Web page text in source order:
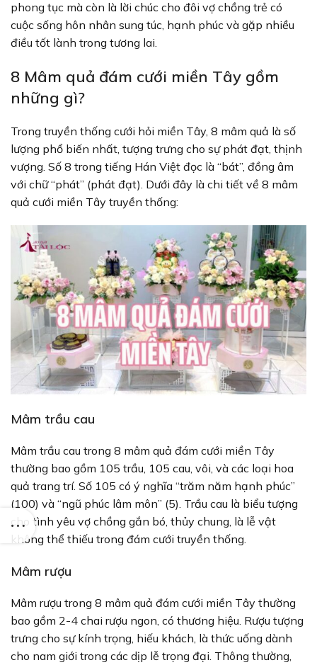
phong tục mà còn là lời chúc cho đôi vợ chồng trẻ có
cuộc sống hôn nhân sung túc, hạnh phúc và gặp nhiều
điều tốt lành trong tương lai.
8 Mâm quả đám cưới miền Tây gồm
những gì?
Trong truyền thống cưới hỏi miền Tây, 8 mâm quả là số
lượng phổ biến nhất, tượng trưng cho sự phát đạt, thịnh
vượng. Số 8 trong tiếng Hán Việt đọc là “bát”, đồng âm
với chữ “phát” (phát đạt). Dưới đây là chi tiết về 8 mâm
quả cưới miền Tây truyền thống:
Mâm trầu cau
Mâm trầu cau trong 8 mâm quả đám cưới miền Tây
thường bao gồm 105 trầu, 105 cau, vôi, và các loại hoa
quả trang trí. Số 105 có ý nghĩa “trăm năm hạnh phúc”
(100) và “ngũ phúc lâm môn” (5). Trầu cau là biểu tượng
cho tình yêu vợ chồng gắn bó, thủy chung, là lễ vật
không thể thiếu trong đám cưới truyền thống.
Mâm rượu
Mâm rượu trong 8 mâm quả đám cưới miền Tây thường
bao gồm 2-4 chai rượu ngon, có thương hiệu. Rượu tượng
trưng cho sự kính trọng, hiếu khách, là thức uống dành
cho nam giới trong các dịp lễ trọng đại. Thông thường,